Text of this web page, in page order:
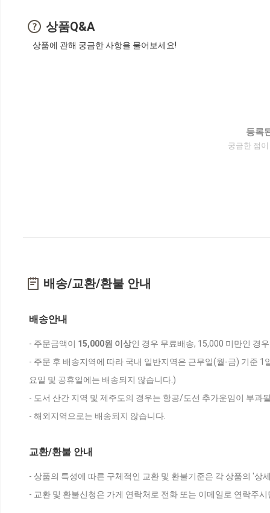
상품Q&A
상품에 관해 궁금한 사항을 물어보세요!
등록
궁금한 점
배송/교환/환불 안내
배송안내
- 주문금액이 15,000원 이상인 경우 무료배송, 15,000 미만인 경
- 주문 후 배송지역에 따라 국내 일반지역은 근무일(월-금) 기준
요일 및 공휴일에는 배송되지 않습니다.)
- 도서 산간 지역 및 제주도의 경우는 항공/도선 추가운임이 부과
- 해외지역으로는 배송되지 않습니다.
교환/환불 안내
- 상품의 특성에 따른 구체적인 교환 및 환불기준은 각 상품의 '상
- 교환 및 환불신청은 가게 연락처로 전화 또는 이메일로 연락주